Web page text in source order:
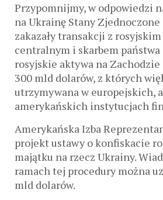
Przypomnijmy, w odpowiedzi
na Ukrainę Stany
zakazały transakcji z
centralnym i skarbem państwa
rosyjskie aktywa na Zachodzie
300 mld dolarów, z których
utrzymywana w europejskich,
amerykańskich instytucjach
Amerykańska Izba
projekt ustawy o konfiskacie
majątku na rzecz Ukrainy.
ramach tej procedury można
mld dolarów.